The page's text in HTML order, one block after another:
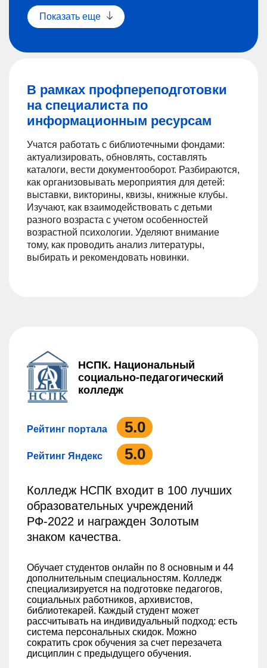
Показать еще
В рамках профпереподготовки
на специалиста по
информационным ресурсам
Учатся работать с библиотечными фондами:
актуализировать, обновлять, составлять
каталоги, вести документооборот. Разбираются,
как организовывать мероприятия для детей:
выставки, викторины, квизы, книжные клубы.
Изучают, как взаимодействовать с детьми
разного возраста с учетом особенностей
возрастной психологии. Уделяют внимание
тому, как проводить анализ литературы,
выбирать и рекомендовать новинки.
НСПК. Национальный
социально-педагогический
колледж
Рейтинг портала 5.0
Рейтинг Яндекс 5.0
Колледж НСПК входит в 100 лучших
образовательных учреждений
РФ-2022 и награжден Золотым
знаком качества.
Обучает студентов онлайн по 8 основным и 44
дополнительным специальностям. Колледж
специализируется на подготовке педагогов,
социальных работников, архивистов,
библиотекарей. Каждый студент может
рассчитывать на индивидуальный подход: есть
система персональных скидок. Можно
сократить срок обучения за счет перезачета
дисциплин с предыдущего обучения.